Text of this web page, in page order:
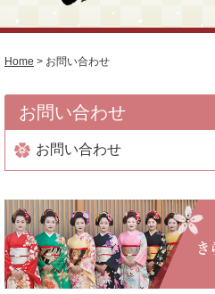
Home > お問い合わせ
お問い合わせ
お問い合わせ